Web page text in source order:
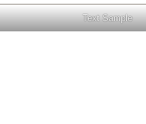
Text Sample